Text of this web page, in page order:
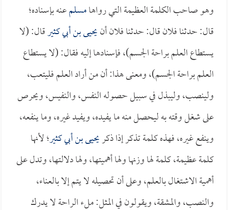
وهو صاحب الكلمة العظيمة التي رواهامسلمعنه بإسناده؛
قال: حدثنا فلان قال: حدثنا فلان أنيحيى بن أبي كثيرقال: (لا
يستطاع العلم براحة الجسم)، فإسنادها إليه فقال: (لا يستطاع
العلم براحة الجسم)، ومعنى هذا: أن من أراد العلم فليتعب،
ولينصب، وليبذل في سبيل حصوله النفس، والنفيس، ويحرص
على شغل وقته به ليحصل منه ما يفيده، ويفيد غيره، وما ينفعه،
وينفع غيره، فهذه كلمة تذكر إذا ذكريحيى بن أبي كثير؛ لأنها
كلمة عظيمة، كلمة لها وزنها ولها أهميتها، ولها دلالتها، وتدل على
أهمية الاشتغال بالعلم، وعلى أن تحصيله لا يتم إلا بالعناء،
والنصب، والمشقة، ويقولون في المثل: ملء الراحة لا يدرك